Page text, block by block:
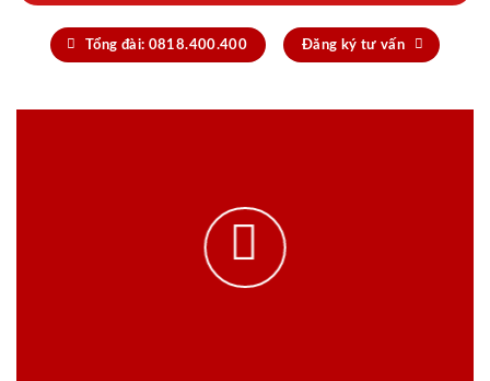
Tổng đài: 0818.400.400 Đăng ký tư vấn